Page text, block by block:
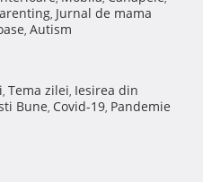
, Jurnal de mama
, Autism
, Tema zilei, Iesirea din
Bune, Covid-19, Pandemie